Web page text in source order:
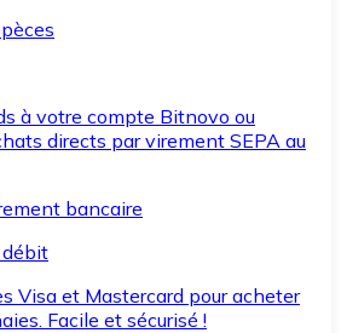
à votre compte Bitnovo ou
directs par virement SEPA au
bancaire
débit
Visa et Mastercard pour acheter
Facile et sécurisé !